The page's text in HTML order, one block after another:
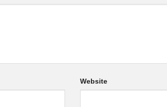
Website